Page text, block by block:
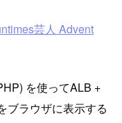
芸人 Advent
を使ってALB +
ブラウザに表示する